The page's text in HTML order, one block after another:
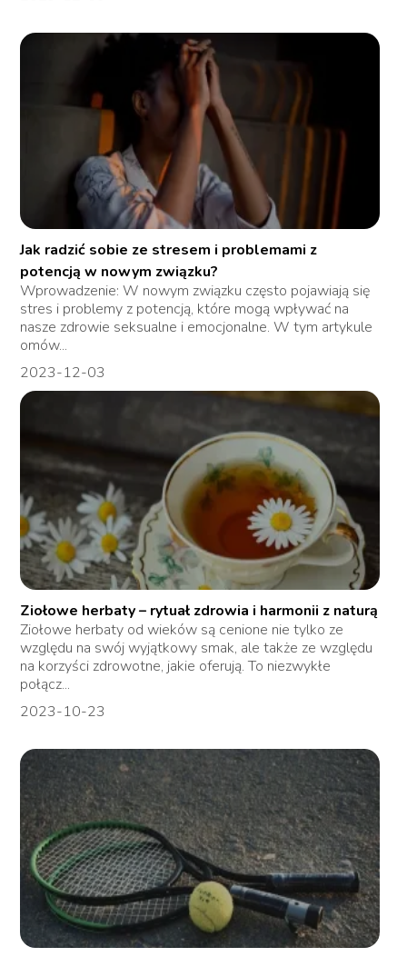
Jak radzić sobie ze stresem i problemami z
potencją w nowym związku?
Wprowadzenie: W nowym związku często pojawiają się
stres i problemy z potencją, które mogą wpływać na
nasze zdrowie seksualne i emocjonalne. W tym artykule
omów...
2023-12-03
Ziołowe herbaty – rytuał zdrowia i harmonii z naturą
Ziołowe herbaty od wieków są cenione nie tylko ze
względu na swój wyjątkowy smak, ale także ze względu
na korzyści zdrowotne, jakie oferują. To niezwykłe
połącz...
2023-10-23